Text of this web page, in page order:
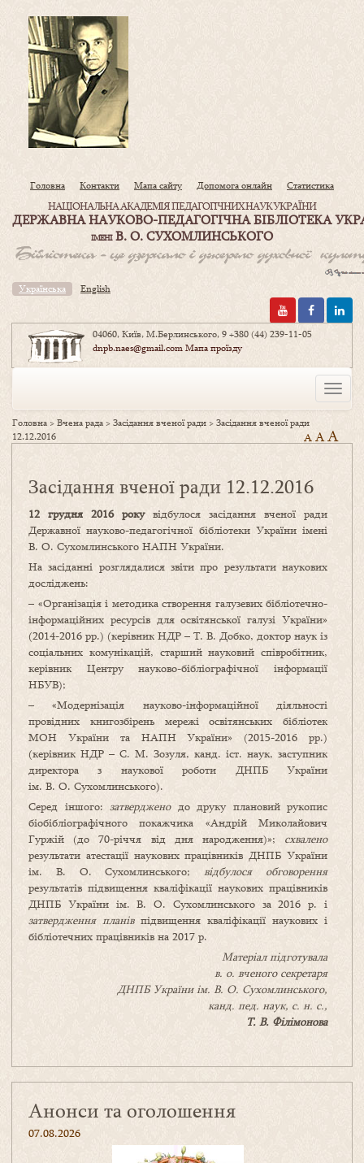
Головна Контакти Мапа сайту Допомога онлайн Статистика
НАЦІОНАЛЬНА АКАДЕМІЯ ПЕДАГОГІЧНИХ НАУК УКРАЇНИ
ДЕРЖАВНА НАУКОВО-ПЕДАГОГІЧНА БІБЛІОТЕКА
ІМЕНІВ. О. СУХОМЛИНСЬКОГО
Українська English
04060, Київ, М.Берлинського, 9+380 (44) 239-11-05
dnpb.naes@gmail.comМапа проїзду
Toggle
Головна >Вчена рада >Засідання вченої ради >Засідання вченої ради
12.12.2016
A AA
Засідання вченої ради 12.12.2016
12 грудня 2016 рокувідбулося засідання вченої ради
Державної науково-педагогічної бібліотеки України імені
В. О. Сухомлинського НАПН України.
На засіданні розглядалися звіти про результати наукових
досліджень:
– «Організація і методика створення галузевих бібліотечно-
інформаційних ресурсів для освітянської галузі України»
(2014-2016 рр.) (керівник НДР – Т. В. Добко, доктор наук із
соціальних комунікацій, старший науковий співробітник,
керівник Центру науково-бібліографічної інформації
НБУВ);
– «Модернізація науково-інформаційної діяльності
провідних книгозбірень мережі освітянських бібліотек
МОН України та НАПН України» (2015-2016 рр.)
(керівник НДР – С. М. Зозуля, канд. іст. наук, заступник
директора з наукової роботи ДНПБ України
ім. В. О. Сухомлинського).
Серед іншого: затверджено до друку плановий рукопис
біобібліографічного покажчика «Андрій Миколайович
Гуржій (до 70-річчя від дня народження)»; схвалено
результати атестації наукових працівників ДНПБ України
ім. В. О. Сухомлинського; відбулося обговорення
результатів підвищення кваліфікації наукових працівників
ДНПБ України ім. В. О. Сухомлинського за 2016 р. і
затвердження планівпідвищення кваліфікації наукових і
бібліотечних працівників на 2017 р.
Матеріал підготувала
в. о. вченого секретаря
ДНПБ України ім. В. О. Сухомлинського,
канд. пед. наук, с. н. с.,
Т. В. Філімонова
Анонси та оголошення
07.08.2026